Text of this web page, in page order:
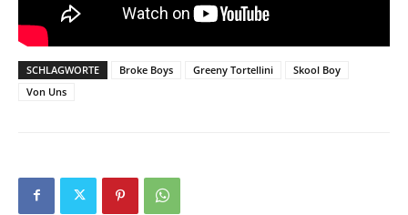
SCHLAGWORTE Broke Boys Greeny Tortellini
Skool Boy
Von Uns